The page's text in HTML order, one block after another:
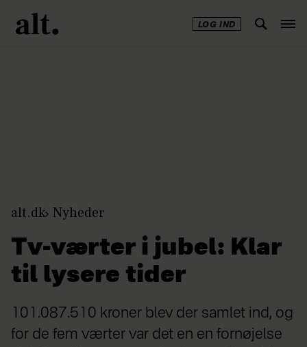
LOG IND
alt.dk Nyheder
Tv-værter i jubel: Klar
til lysere tider
101.087.510 kroner blev der samlet ind, og
for de fem værter var det en en fornøjelse